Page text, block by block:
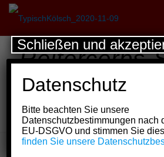
Reitercorps-
KG Treuer
Blau-Gelb
e.V. Köln
Datenschutz
Bitte beachten Sie unsere
Datenschutzbestimmungen nach
EU-DSGVO und stimmen Sie
finden Sie unsere
Schließen und